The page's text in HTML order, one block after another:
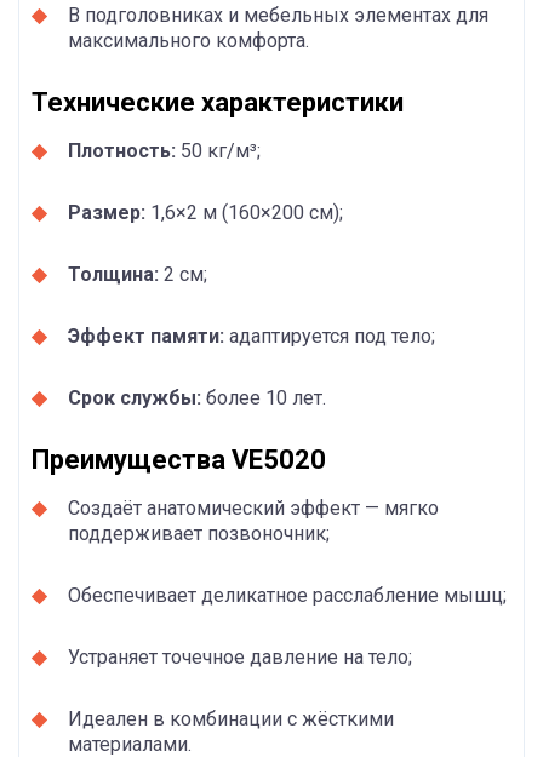
В подголовниках и мебельных элементах для
максимального комфорта.
Технические характеристики
Плотность: 50 кг/м³;
Размер: 1,6×2 м (160×200 см);
Толщина: 2 см;
Эффект памяти: адаптируется под тело;
Срок службы: более 10 лет.
Преимущества VE5020
Создаёт анатомический эффект — мягко
поддерживает позвоночник;
Обеспечивает деликатное расслабление мышц;
Устраняет точечное давление на тело;
Идеален в комбинации с жёсткими
материалами.